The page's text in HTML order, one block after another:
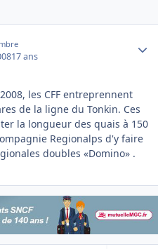
17 ans
les CFF entreprennent
de la ligne du Tonkin. Ces
la longueur des quais à 150
Regionalps d'y faire
doubles «Domino» .